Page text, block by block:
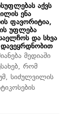
აქვს
ენა
ფავორიტია,
უფლება
და სხვა
მედიაში
რომ
სიძულვილის